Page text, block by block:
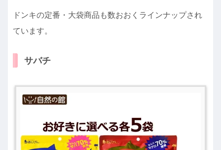
ドンキの定番・大袋商品も数おおくラインナップされ
ています。
サバチ